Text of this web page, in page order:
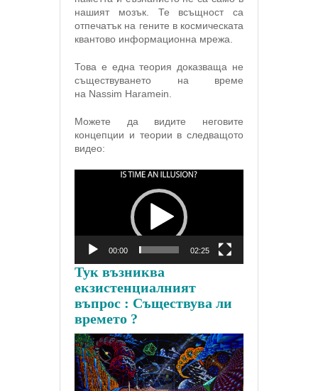
нашият мозък. Те всъщност са
отпечатък на гените в космическата
квантово информационна мрежа.
Това е една теория доказваща не
съществуването на време
на Nassim Haramein.
Можете да видите неговите
концепции и теории в следващото
видео:
00:00 02:25
Тук възниква
екзистенциалният
въпрос : Съществува ли
времето ?